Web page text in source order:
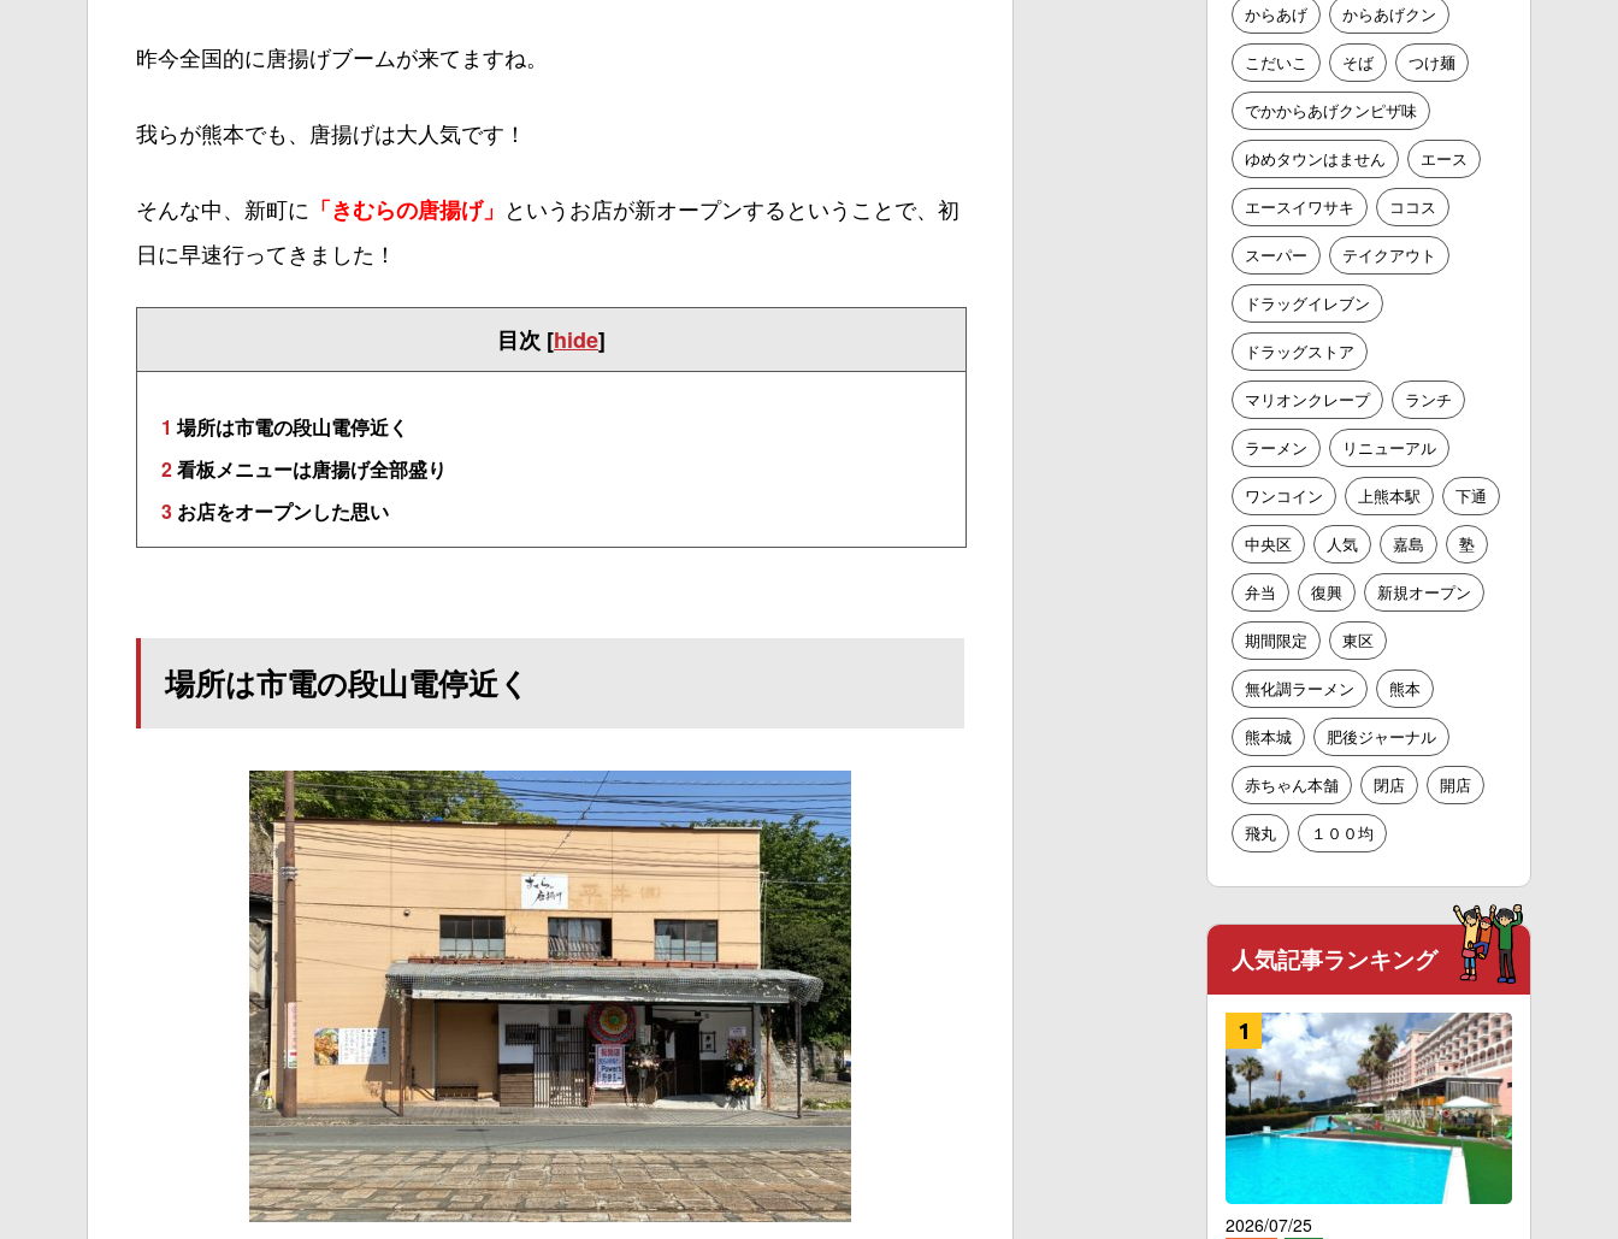
昨今全国的に唐揚げブームが来てますね。
我らが熊本でも、唐揚げは大人気です！
そんな中、新町に 「きむらの唐揚げ」 というお店が新オープンするということで、初
日に早速行ってきました！
目次 [hide]
1 場所は市電の段山電停近く
2看板メニューは唐揚げ全部盛り
3 お店をオープンした思い
場所は市電の段山電停近く
からあげ からあげクン
こだいこ そば つけ麺
でかからあげクンピザ味
ゆめタウンはません エース
エースイワサキ ココス
スーパー テイクアウト
ドラッグイレブン
ドラッグストア
マリオンクレープ ランチ
ラーメン リニューアル
ワンコイン 上熊本駅 下通
中央区 人気 嘉島 塾
弁当 復興 新規オープン
期間限定 東区
無化調ラーメン 熊本
熊本城 肥後ジャーナル
赤ちゃん本舗 閉店 開店
飛丸 １００均
人気記事ランキング
2026/07/25